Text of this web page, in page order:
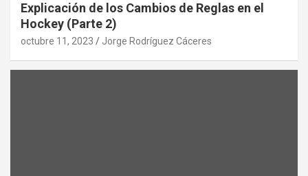
Explicación de los Cambios de Reglas en el
Hockey (Parte 2)
octubre 11, 2023 Jorge Rodríguez Cáceres